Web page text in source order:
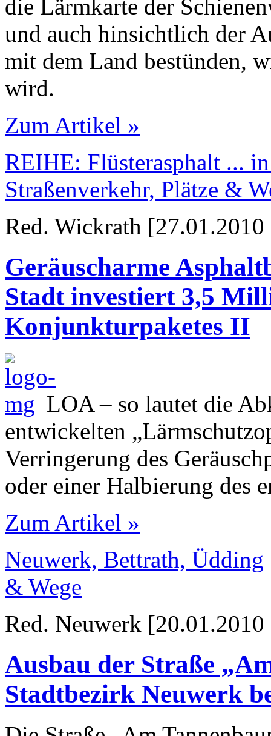
die Lärmkarte der
und auch hinsichtlich der
mit dem Land bestünden,
wird.
Zum Artikel »
REIHE: Flüsterasphalt ...
Straßenverkehr, Plätze &
Red. Wickrath
Geräuscharme
Stadt investiert 3,5
Konjunkturpaketes II
LOA – so lautet die
entwickelten
Verringerung des
oder einer Halbierung des
Zum Artikel »
Neuwerk, Bettrath, Üdding
& Wege
Red. Neuwerk
Ausbau der Straße
Stadtbezirk Neuwerk